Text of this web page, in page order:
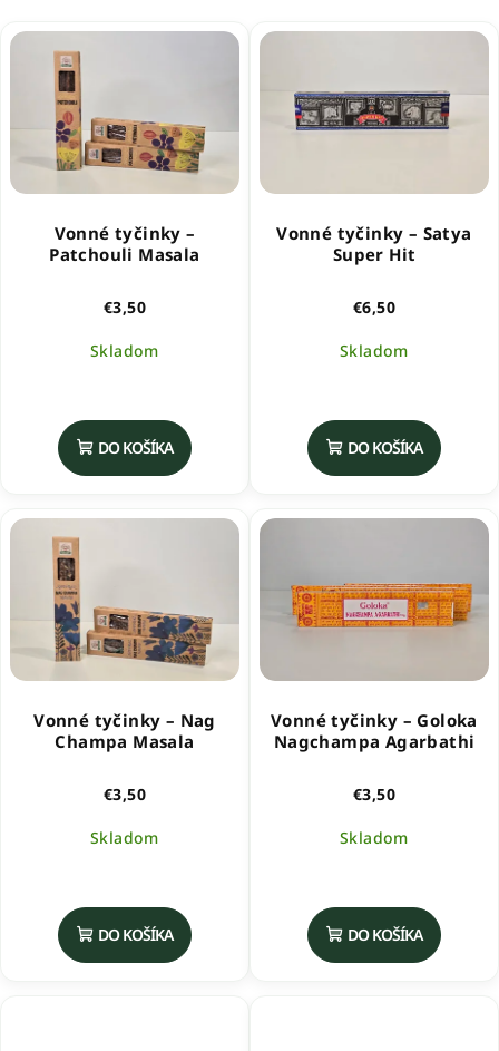
Vonné tyčinky –
Patchouli Masala
€3,50
Skladom
DO KOŠÍKA
Vonné tyčinky – Satya
Super Hit
€6,50
Skladom
DO KOŠÍKA
Vonné tyčinky – Nag
Champa Masala
€3,50
Skladom
DO KOŠÍKA
Vonné tyčinky – Goloka
Nagchampa Agarbathi
€3,50
Skladom
DO KOŠÍKA